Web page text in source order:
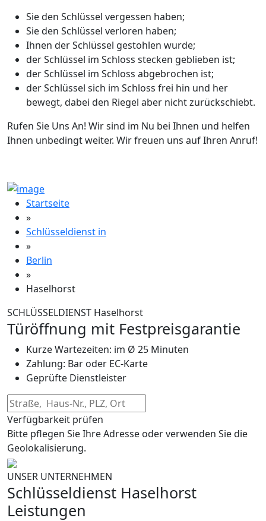
Sie den Schlüssel vergessen haben;
Sie den Schlüssel verloren haben;
Ihnen der Schlüssel gestohlen wurde;
der Schlüssel im Schloss stecken geblieben ist;
der Schlüssel im Schloss abgebrochen ist;
der Schlüssel sich im Schloss frei hin und her
bewegt, dabei den Riegel aber nicht zurückschiebt.
Rufen Sie Uns An! Wir sind im Nu bei Ihnen und helfen
Ihnen unbedingt weiter. Wir freuen uns auf Ihren Anruf!
Startseite
»
Schlüsseldienst in
»
Berlin
»
Haselhorst
SCHLÜSSELDIENST Haselhorst
Türöffnung mit Festpreisgarantie
Kurze Wartezeiten: im Ø 25 Minuten
Zahlung: Bar oder EC-Karte
Geprüfte Dienstleister
Verfügbarkeit prüfen
Bitte pflegen Sie Ihre Adresse oder verwenden Sie die
Geolokalisierung.
UNSER UNTERNEHMEN
Schlüsseldienst Haselhorst
Leistungen